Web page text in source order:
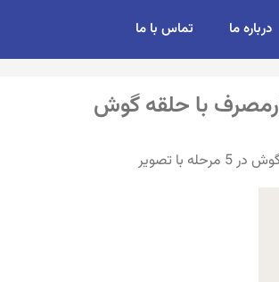
درباره ما تماس با ما
با حلقه گوش
تصویر